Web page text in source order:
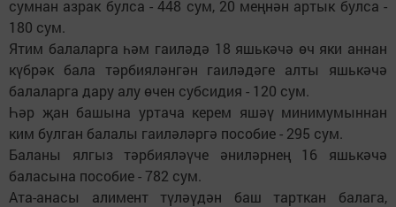
сумнан азрак булса - 448 сум, 20 меңнән артык булса -
180 сум.
Ятим балаларга һәм гаиләдә 18 яшькәчә өч яки аннан
күбрәк бала тәрбияләнгән гаиләдәге алты яшькәчә
балаларга дару алу өчен субсидия - 120 сум.
Һәр җан башына уртача керем яшәү минимумыннан
ким булган балалы гаиләләргә пособие - 295 сум.
Баланы ялгыз тәрбияләүче әниләрнең 16 яшькәчә
баласына пособие - 782 сум.
Ата-анасы алимент түләүдән баш тарткан балага,